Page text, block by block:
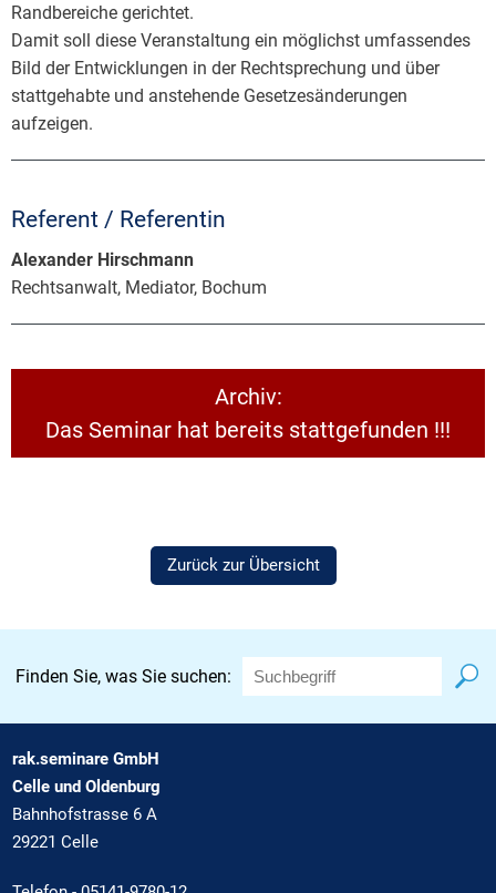
Randbereiche gerichtet.
Damit soll diese Veranstaltung ein möglichst umfassendes
Bild der Entwicklungen in der Rechtsprechung und über
stattgehabte und anstehende Gesetzesänderungen
aufzeigen.
Referent / Referentin
Alexander Hirschmann
Rechtsanwalt, Mediator, Bochum
Archiv:
Das Seminar hat bereits stattgefunden !!!
Zurück zur Übersicht
Finden Sie, was Sie suchen:
rak.seminare GmbH
Celle und Oldenburg
Bahnhofstrasse 6 A
29221 Celle